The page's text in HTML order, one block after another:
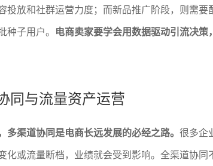
投放和社群运营力度；而新品推广阶段，则需
种子用户。 电商卖家要学会用数据驱动引流决
同与流量资产运营
多渠道协同是电商长远发展的必经之路。 很多企
化或流量断档，业绩就会受到影响。全渠道协同